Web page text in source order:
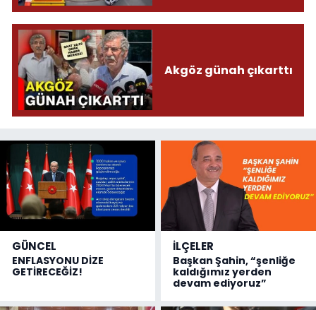
Akgöz günah çıkarttı
GÜNCEL
ENFLASYONU DİZE
GETİRECEĞİZ!
İLÇELER
Başkan Şahin, “şenliğe
kaldığımız yerden
devam ediyoruz”